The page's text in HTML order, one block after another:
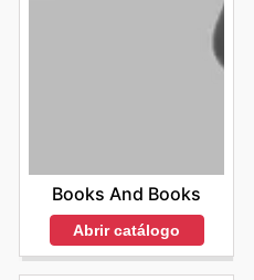
Books And Books
Abrir catálogo